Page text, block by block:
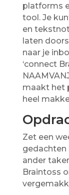
platforms
tool. Je
en
laten
naar je
‘connect
maakt het
heel
Zet een
gedachten
ander
Braintoss